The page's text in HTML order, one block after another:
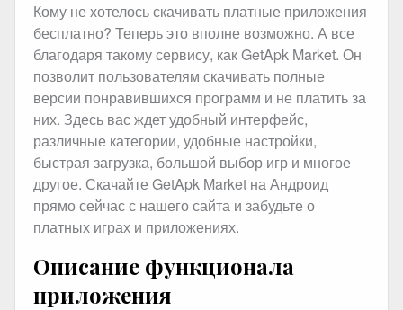
Кому не хотелось скачивать платные приложения
бесплатно? Теперь это вполне возможно. А все
благодаря такому сервису, как GetApk Market. Он
позволит пользователям скачивать полные
версии понравившихся программ и не платить за
них. Здесь вас ждет удобный интерфейс,
различные категории, удобные настройки,
быстрая загрузка, большой выбор игр и многое
другое. Скачайте GetApk Market на Андроид
прямо сейчас с нашего сайта и забудьте о
платных играх и приложениях.
Описание функционала
приложения